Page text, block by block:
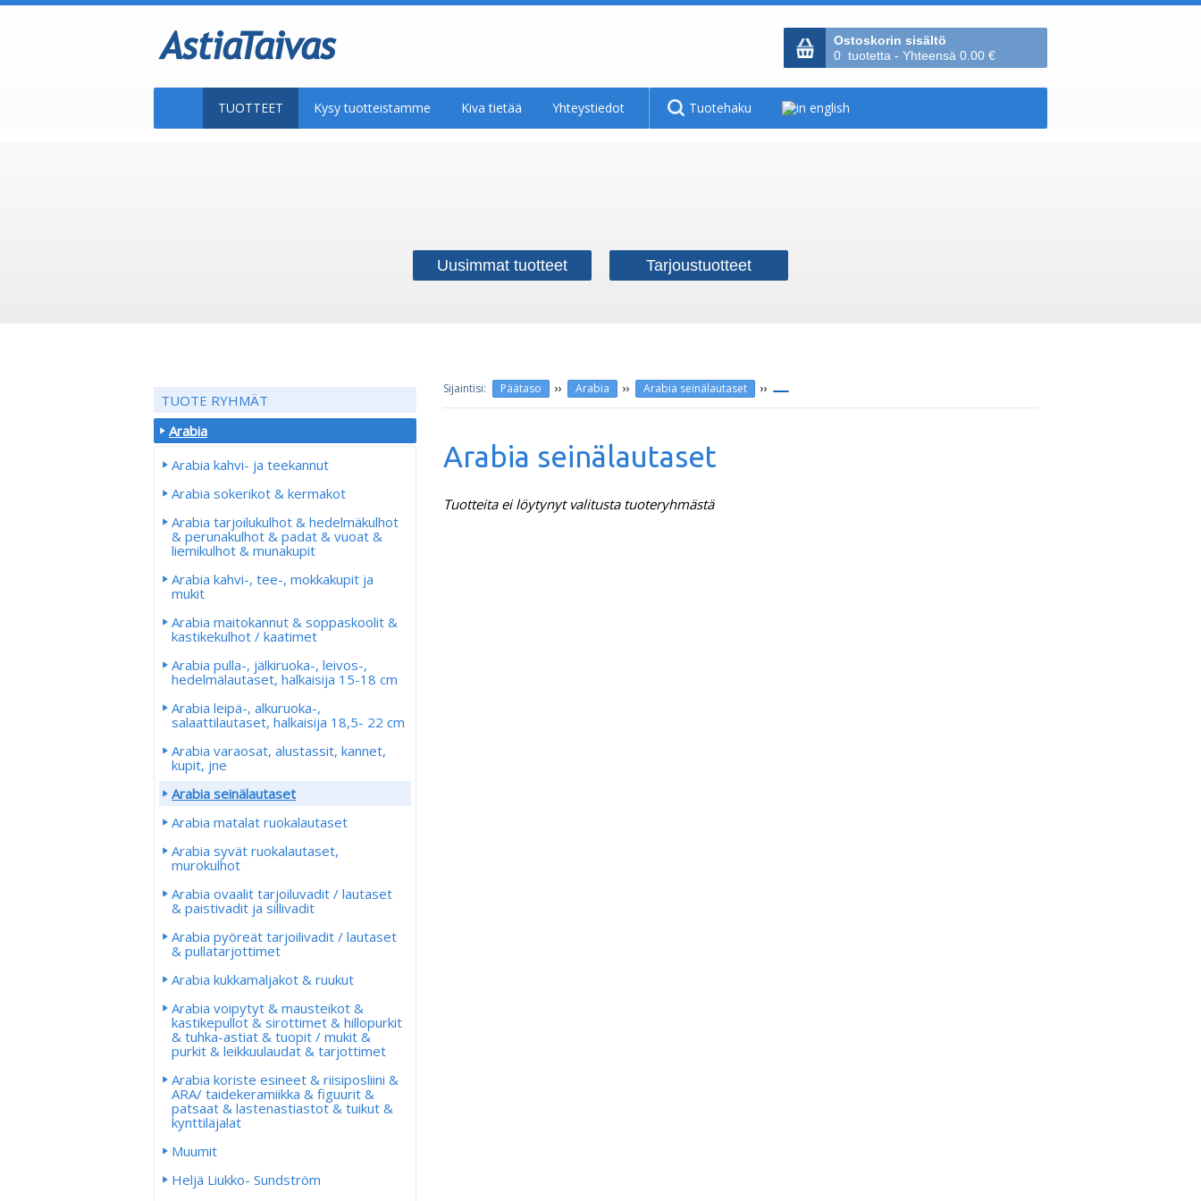
Ostoskorin sisältö
0 tuotetta - Yhteensä 0.00 €
TUOTTEET Kysy tuotteistamme Kiva tietää Yhteystiedot Tuotehaku
Uusimmat tuotteet Tarjoustuotteet
Päätaso ›› Arabia ›› Arabia seinälautaset ››
Arabia seinälautaset
Tuotteita ei löytynyt valitusta tuoteryhmästä
TUOTE RYHMÄT
Arabia
Arabia kahvi- ja teekannut
Arabia sokerikot & kermakot
Arabia tarjoilukulhot & hedelmäkulhot
& perunakulhot & padat & vuoat &
liemikulhot & munakupit
Arabia kahvi-, tee-, mokkakupit ja
mukit
Arabia maitokannut & soppaskoolit &
kastikekulhot / kaatimet
Arabia pulla-, jälkiruoka-, leivos-,
hedelmälautaset, halkaisija 15-18 cm
Arabia leipä-, alkuruoka-,
salaattilautaset, halkaisija 18,5- 22 cm
Arabia varaosat, alustassit, kannet,
kupit, jne
Arabia seinälautaset
Arabia matalat ruokalautaset
Arabia syvät ruokalautaset,
murokulhot
Arabia ovaalit tarjoiluvadit / lautaset
& paistivadit ja sillivadit
Arabia pyöreät tarjoilivadit / lautaset
& pullatarjottimet
Arabia kukkamaljakot & ruukut
Arabia voipytyt & mausteikot &
kastikepullot & sirottimet & hillopurkit
& tuhka-astiat & tuopit / mukit &
purkit & leikkuulaudat & tarjottimet
Arabia koriste esineet & riisiposliini &
ARA/ taidekeramiikka & figuurit &
patsaat & lastenastiastot & tuikut &
kynttiläjalat
Muumit
Heljä Liukko- Sundström